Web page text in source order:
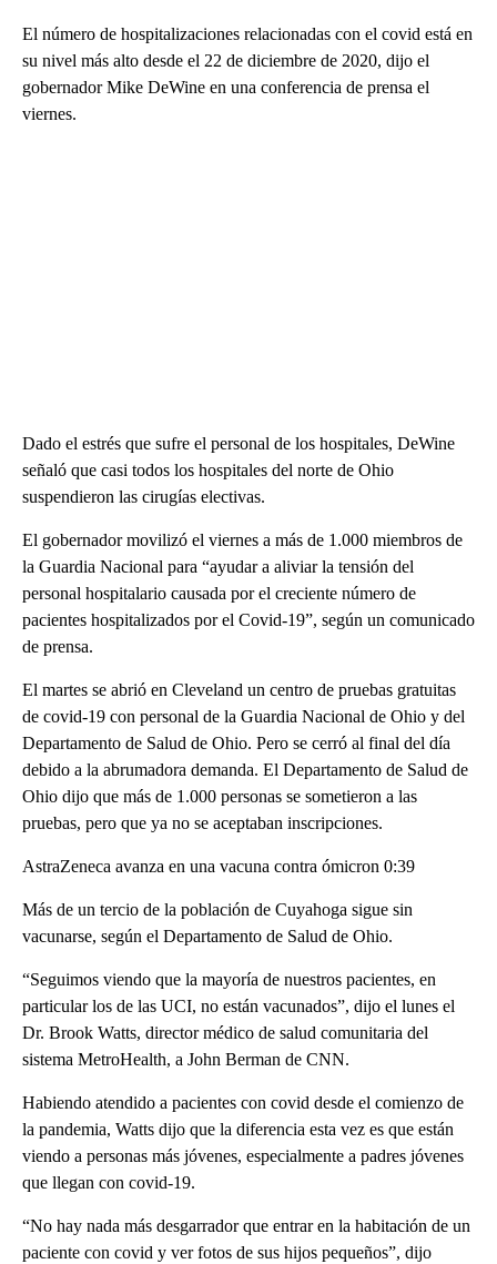
El número de hospitalizaciones relacionadas con el covid está en
su nivel más alto desde el 22 de diciembre de 2020, dijo el
gobernador Mike DeWine en una conferencia de prensa el
viernes.
Dado el estrés que sufre el personal de los hospitales, DeWine
señaló que casi todos los hospitales del norte de Ohio
suspendieron las cirugías electivas.
El gobernador movilizó el viernes a más de 1.000 miembros de
la Guardia Nacional para “ayudar a aliviar la tensión del
personal hospitalario causada por el creciente número de
pacientes hospitalizados por el Covid-19”, según un comunicado
de prensa.
El martes se abrió en Cleveland un centro de pruebas gratuitas
de covid-19 con personal de la Guardia Nacional de Ohio y del
Departamento de Salud de Ohio. Pero se cerró al final del día
debido a la abrumadora demanda. El Departamento de Salud de
Ohio dijo que más de 1.000 personas se sometieron a las
pruebas, pero que ya no se aceptaban inscripciones.
AstraZeneca avanza en una vacuna contra ómicron 0:39
Más de un tercio de la población de Cuyahoga sigue sin
vacunarse, según el Departamento de Salud de Ohio.
“Seguimos viendo que la mayoría de nuestros pacientes, en
particular los de las UCI, no están vacunados”, dijo el lunes el
Dr. Brook Watts, director médico de salud comunitaria del
sistema MetroHealth, a John Berman de CNN.
Habiendo atendido a pacientes con covid desde el comienzo de
la pandemia, Watts dijo que la diferencia esta vez es que están
viendo a personas más jóvenes, especialmente a padres jóvenes
que llegan con covid-19.
“No hay nada más desgarrador que entrar en la habitación de un
paciente con covid y ver fotos de sus hijos pequeños”, dijo